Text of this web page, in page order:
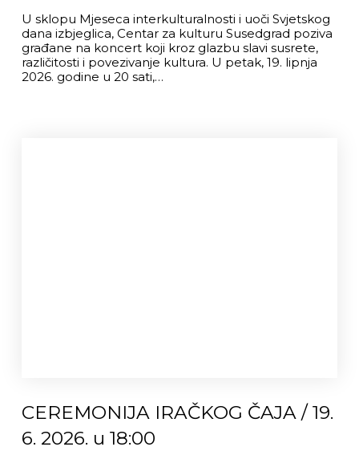
U sklopu Mjeseca interkulturalnosti i uoči Svjetskog
dana izbjeglica, Centar za kulturu Susedgrad poziva
građane na koncert koji kroz glazbu slavi susrete,
različitosti i povezivanje kultura. U petak, 19. lipnja
2026. godine u 20 sati,…
CEREMONIJA IRAČKOG ČAJA / 19.
6. 2026. u 18:00